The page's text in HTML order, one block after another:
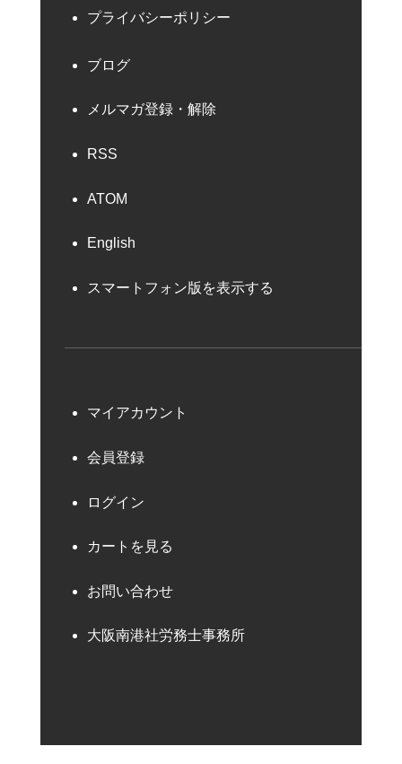
プライバシーポリシー
ブログ
メルマガ登録・解除
RSS
ATOM
English
スマートフォン版を表示する
マイアカウント
会員登録
ログイン
カートを見る
お問い合わせ
大阪南港社労務士事務所